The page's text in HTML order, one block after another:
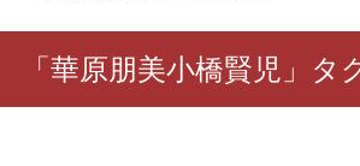
「華原朋美小橋賢児」タ